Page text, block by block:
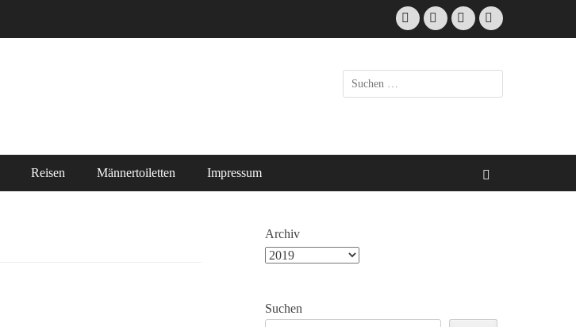
Facebook
E-
Mail
InstagramWebsite
Suche
nach:
Reisen Männertoiletten Impressum
Archiv
Suchen